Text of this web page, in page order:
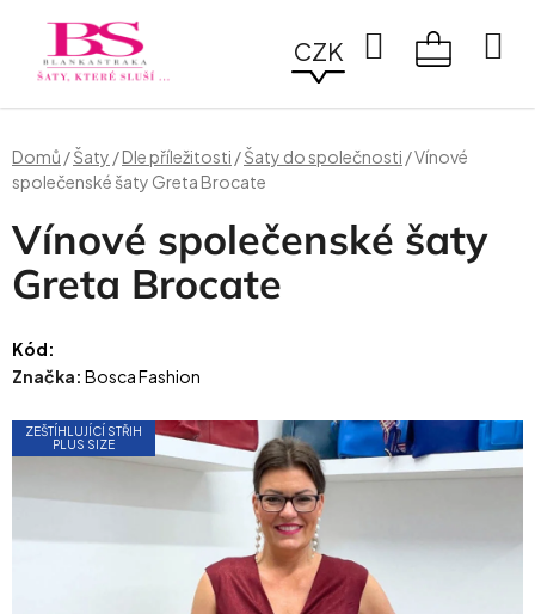
obsah
CZK
Hledat
Domů /Šaty /Dle příležitosti /Šaty do společnosti /Vínové
společenské šaty Greta Brocate
Vínové společenské šaty
Greta Brocate
Kód:
Značka: Bosca Fashion
ZEŠTÍHLUJÍCÍ STŘIH
PLUS SIZE